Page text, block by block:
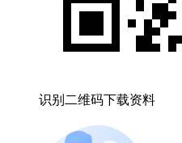
识别二维码下载资料